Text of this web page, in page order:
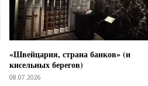
«Швейцария, страна банков» (и
кисельных берегов)
08.07.2026